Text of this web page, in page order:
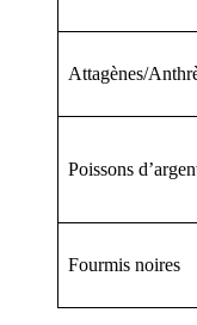
Attagènes/
Poissons
Fourmis noires